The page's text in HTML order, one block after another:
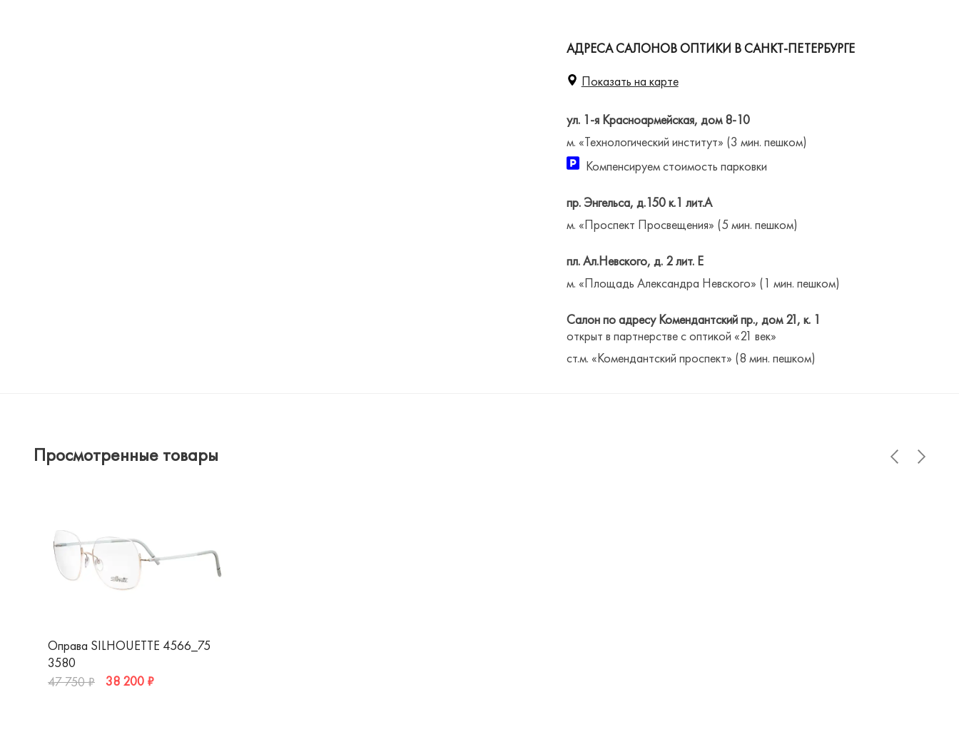
АДРЕСА САЛОНОВ ОПТИКИ В САНКТ-ПЕТЕРБУРГЕ
Показать на карте
ул. 1-я Красноармейская, дом 8-10
м. «Технологический институт» (3 мин. пешком)
Компенсируем стоимость парковки
пр. Энгельса, д.150 к.1 лит.А
м. «Проспект Просвещения» (5 мин. пешком)
пл. Ал.Невского, д. 2 лит. Е
м. «Площадь Александра Невского» (1 мин. пешком)
Салон по адресу Комендантский пр., дом 21, к. 1
открыт в партнерстве с оптикой «21 век»
ст.м. «Комендантский проспект» (8 мин. пешком)
Просмотренные товары
Оправа SILHOUETTE 4566_75
3580
47 750 ₽
38 200 ₽